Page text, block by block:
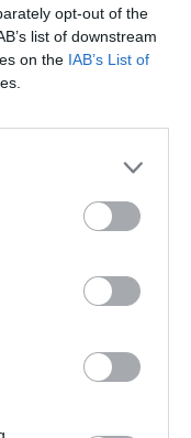
opt-out of the
list of downstream
on the IAB’s List of
STATISTIKA